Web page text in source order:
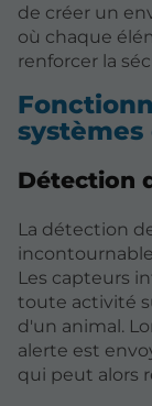
de créer un
où chaque
renforcer la
Détection
La détection
Les capteurs
toute activité
d'un animal.
alerte est
qui peut alors